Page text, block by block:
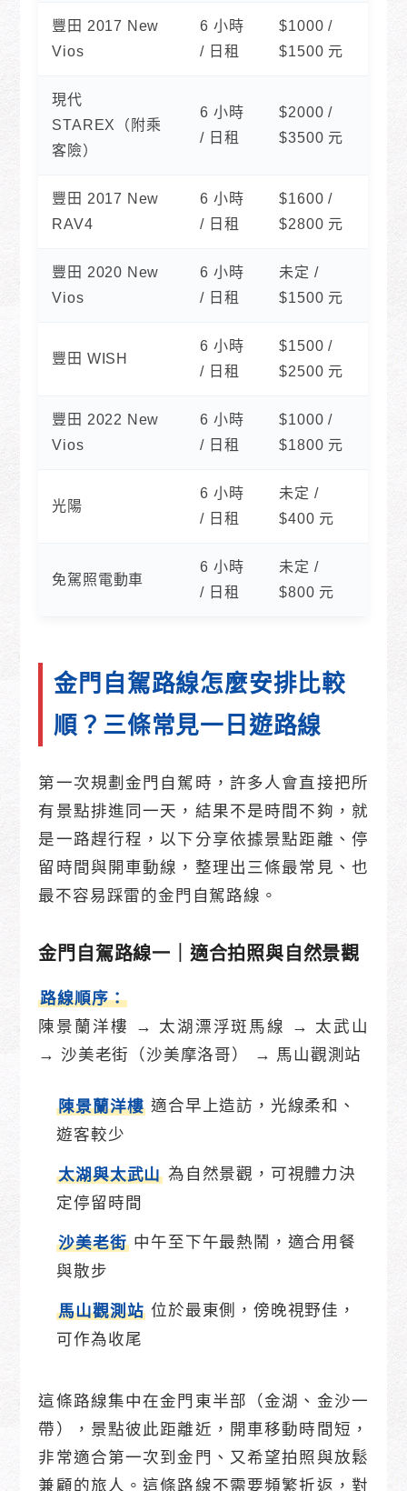
豐田 2017 New
Vios
6 小時
/ 日租
$1000 /
$1500 元
現代
STAREX（附乘
客險）
6 小時
/ 日租
$2000 /
$3500 元
豐田 2017 New
RAV4
6 小時
/ 日租
$1600 /
$2800 元
豐田 2020 New
Vios
6 小時
/ 日租
未定 /
$1500 元
豐田 WISH
6 小時
/ 日租
$1500 /
$2500 元
豐田 2022 New
Vios
6 小時
/ 日租
$1000 /
$1800 元
光陽
6 小時
/ 日租
未定 /
$400 元
免駕照電動車
6 小時
/ 日租
未定 /
$800 元
金門自駕路線怎麼安排比較
順？三條常見一日遊路線
第一次規劃金門自駕時，許多人會直接把所
有景點排進同一天，結果不是時間不夠，就
是一路趕行程，以下分享依據景點距離、停
留時間與開車動線，整理出三條最常見、也
最不容易踩雷的金門自駕路線。
金門自駕路線一｜適合拍照與自然景觀
路線順序：
陳景蘭洋樓 → 太湖漂浮斑馬線 → 太武山
→ 沙美老街（沙美摩洛哥） → 馬山觀測站
陳景蘭洋樓 適合早上造訪，光線柔和、
遊客較少
太湖與太武山 為自然景觀，可視體力決
定停留時間
沙美老街中午至下午最熱鬧，適合用餐
與散步
馬山觀測站 位於最東側，傍晚視野佳，
可作為收尾
這條路線集中在金門東半部（金湖、金沙一
帶），景點彼此距離近，開車移動時間短，
非常適合第一次到金門、又希望拍照與放鬆
兼顧的旅人。這條路線不需要頻繁折返，對